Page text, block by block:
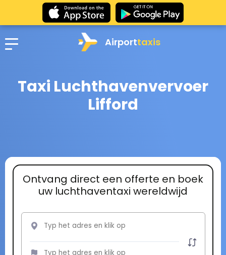
Airporttaxis
Taxi Luchthavenvervoer
Lifford
Ontvang direct een offerte en boek
uw luchthaventaxi wereldwijd